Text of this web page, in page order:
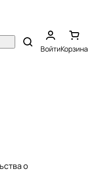
ВойтиКорзина
о